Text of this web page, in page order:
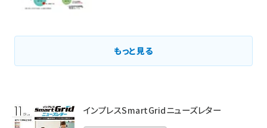
もっと見る
インプレスSmartGridニューズレター